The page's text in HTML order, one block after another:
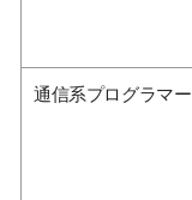
通信系プログラマー